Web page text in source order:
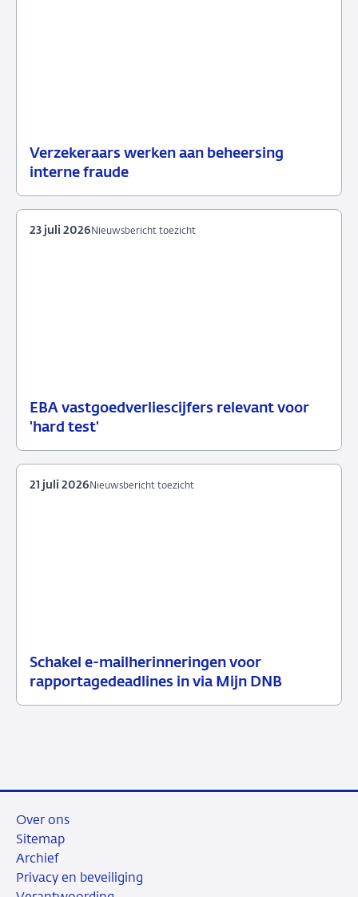
Verzekeraars werken aan beheersing
interne fraude
24
Nieuwsbericht
EBA vastgoedverliescijfers relevant voor
'hard test'
23
Nieuwsbericht
Nieuwsbericht toezicht
23 juli 2026
Schakel e-mailherinneringen voor
rapportagedeadlines in via Mijn DNB
21
Nieuwsbericht
Nieuwsbericht toezicht
21 juli 2026
Over ons
Sitemap
Archief
Privacy en beveiliging